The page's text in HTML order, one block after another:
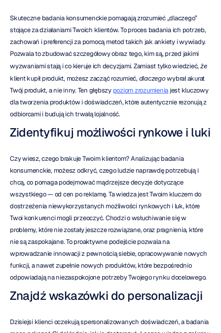
Skuteczne badania konsumenckie pomagają zrozumieć „dlaczego”
stojące za działaniami Twoich klientów. To proces badania ich potrzeb,
zachowań i preferencji za pomocą metod takich jak ankiety i wywiady.
Pozwala to zbudować szczegółowy obraz tego, kim są, przed jakimi
wyzwaniami stają i co kieruje ich decyzjami. Zamiast tylko wiedzieć, że
klient kupił produkt, możesz zacząć rozumieć, dlaczego wybrał akurat
Twój produkt, a nie inny. Ten głębszy poziom zrozumienia jest kluczowy
dla tworzenia produktów i doświadczeń, które autentycznie rezonują z
odbiorcami i budują ich trwałą lojalność.
Zidentyfikuj możliwości rynkowe i luki
Czy wiesz, czego brakuje Twoim klientom? Analizując badania
konsumenckie, możesz odkryć, czego ludzie naprawdę potrzebują i
chcą, co pomaga podejmować mądrzejsze decyzje dotyczące
wszystkiego — od cen po reklamę. Ta wiedza jest Twoim kluczem do
dostrzeżenia niewykorzystanych możliwości rynkowych i luk, które
Twoi konkurenci mogli przeoczyć. Chodzi o wsłuchiwanie się w
problemy, które nie zostały jeszcze rozwiązane, oraz pragnienia, które
nie są zaspokajane. To proaktywne podejście pozwala na
wprowadzanie innowacji z pewnością siebie, opracowywanie nowych
funkcji, a nawet zupełnie nowych produktów, które bezpośrednio
odpowiadają na niezaspokojone potrzeby Twojego rynku docelowego.
Znajdź wskazówki do personalizacji
Dzisiejsi klienci oczekują spersonalizowanych doświadczeń, a badania